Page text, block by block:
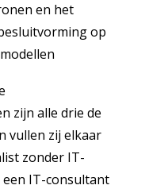
en het
op
zijn alle drie de
vullen zij elkaar
zonder IT-
IT-consultant